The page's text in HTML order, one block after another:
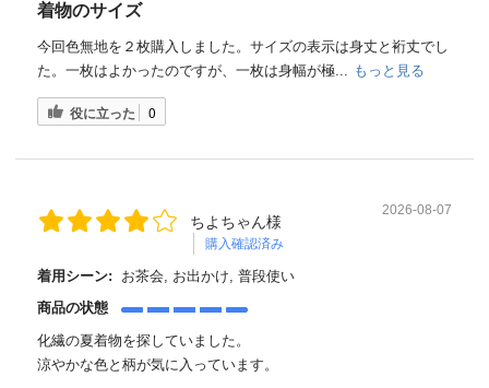
着物のサイズ
今回色無地を２枚購入しました。サイズの表示は身丈と裄丈でし
た。一枚はよかったのですが、一枚は身幅が極... もっと見る
役に立った 0
ちよちゃん様
購入確認済み
2026-08-07
着用シーン:
お茶会, お出かけ, 普段使い
商品の状態
化繊の夏着物を探していました。
涼やかな色と柄が気に入っています。